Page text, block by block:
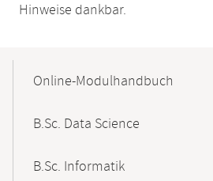
Hinweise dankbar.
NavigationOnline-Modulhandbuch
B.Sc. Data Science
B.Sc. Informatik